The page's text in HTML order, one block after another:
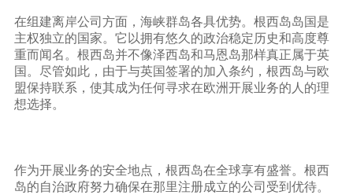
在组建离岸公司方面，海峡群岛各具优势。根西岛岛国是
主权独立的国家。它以拥有悠久的政治稳定历史和高度尊
重而闻名。根西岛并不像泽西岛和马恩岛那样真正属于英
国。尽管如此，由于与英国签署的加入条约，根西岛与欧
盟保持联系，使其成为任何寻求在欧洲开展业务的人的理
想选择。
作为开展业务的安全地点，根西岛在全球享有盛誉。根西
岛的自治政府努力确保在那里注册成立的公司受到优待。